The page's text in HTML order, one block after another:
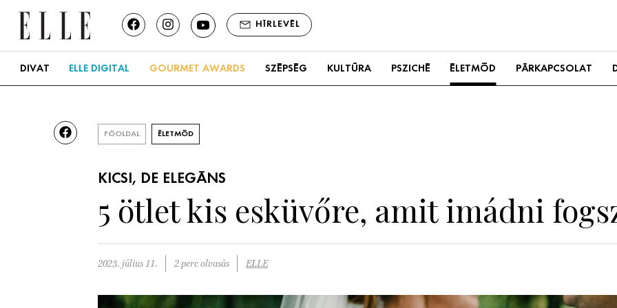
HÍRLEVÉL
DIVAT ELLE DIGITAL GOURMET AWARDS SZÉPSÉG KULTÚRA PSZICHÉ ÉLETMÓD PÁRKAPCSOLAT
FŐOLDAL ÉLETMÓD
KICSI, DE ELEGÁNS
5 ötlet kis esküvőre, amit imádni
2023. július 11. 2 perc olvasás ELLE